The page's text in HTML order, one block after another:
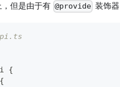
但是由于有 @provide 装饰
{
{